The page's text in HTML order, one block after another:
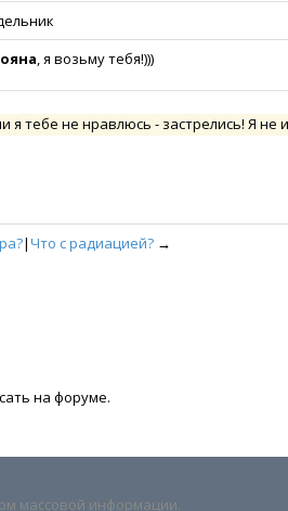
, я возьму тебя!)))
я тебе не нравлюсь - застрелись! Я не
|Что с радиацией? →
на форуме.
массовой информации.